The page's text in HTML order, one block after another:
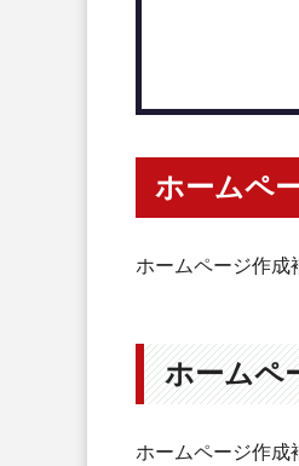
事業
各自
もの
ホームペ
ホームページ作成
ホームペ
ホームページ作成